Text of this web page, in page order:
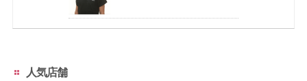
人気店舗